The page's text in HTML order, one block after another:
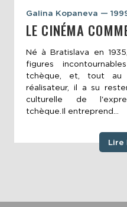
Galina Kopaneva —
LE CINÉMA
Né à Bratislava en
figures
tchèque, et, tout
réalisateur, il a su
culturelle de
tchèque.Il entreprend...
Lire